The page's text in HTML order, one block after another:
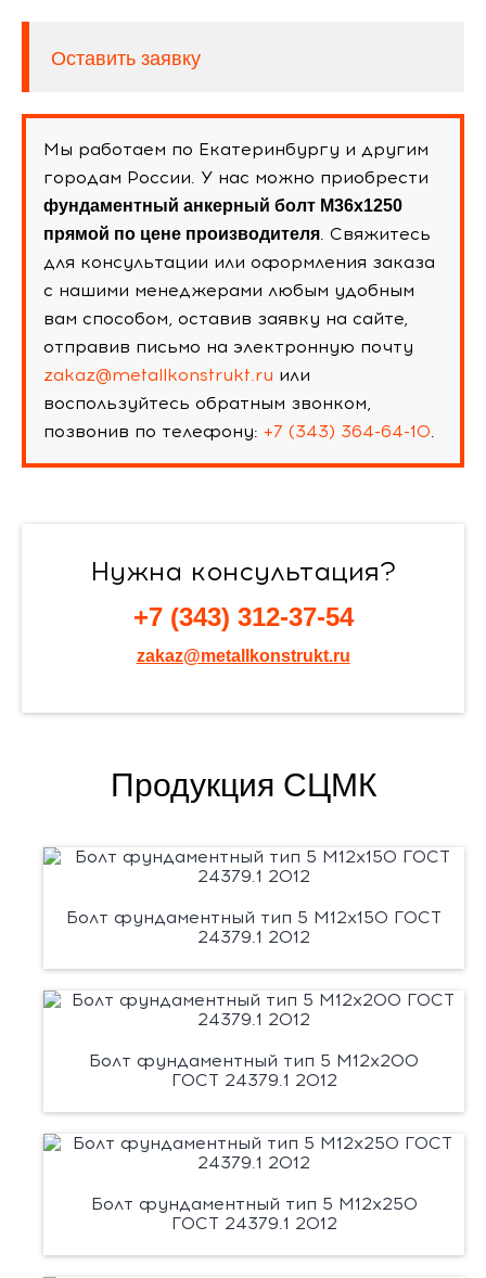
Оставить заявку
Мы работаем по Екатеринбургу и другим
городам России. У нас можно приобрести
фундаментный анкерный болт М36х1250
прямой по цене производителя. Свяжитесь
для консультации или оформления заказа
с нашими менеджерами любым удобным
вам способом, оставив заявку на сайте,
отправив письмо на электронную почту
zakaz@metallkonstrukt.ru или
воспользуйтесь обратным звонком,
позвонив по телефону: +7 (343) 364-64-10.
Нужна консультация?
+7 (343) 312-37-54
zakaz@metallkonstrukt.ru
Продукция СЦМК
Болт фундаментный тип 5 М12х150 ГОСТ
24379.1 2012
Болт фундаментный тип 5 М12х200
ГОСТ 24379.1 2012
Болт фундаментный тип 5 М12х250
ГОСТ 24379.1 2012